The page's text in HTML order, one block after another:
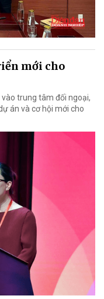
mới cho
trung tâm đối ngoại,
án và cơ hội mới cho